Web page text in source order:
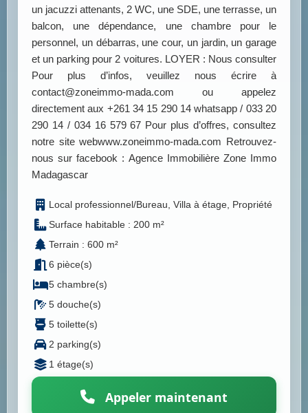
un jacuzzi attenants, 2 WC, une SDE, une terrasse, un
balcon, une dépendance, une chambre pour le
personnel, un débarras, une cour, un jardin, un garage
et un parking pour 2 voitures. LOYER : Nous consulter
Pour plus d’infos, veuillez nous écrire à
contact@zoneimmo-mada.com ou appelez
directement aux +261 34 15 290 14 whatsapp / 033 20
290 14 / 034 16 579 67 Pour plus d’offres, consultez
notre site webwww.zoneimmo-mada.com Retrouvez-
nous sur facebook : Agence Immobilière Zone Immo
Madagascar
Local professionnel/Bureau, Villa à étage, Propriété
Surface habitable : 200 m²
Terrain : 600 m²
6 pièce(s)
5 chambre(s)
5 douche(s)
5 toilette(s)
2 parking(s)
1 étage(s)
Appeler maintenant